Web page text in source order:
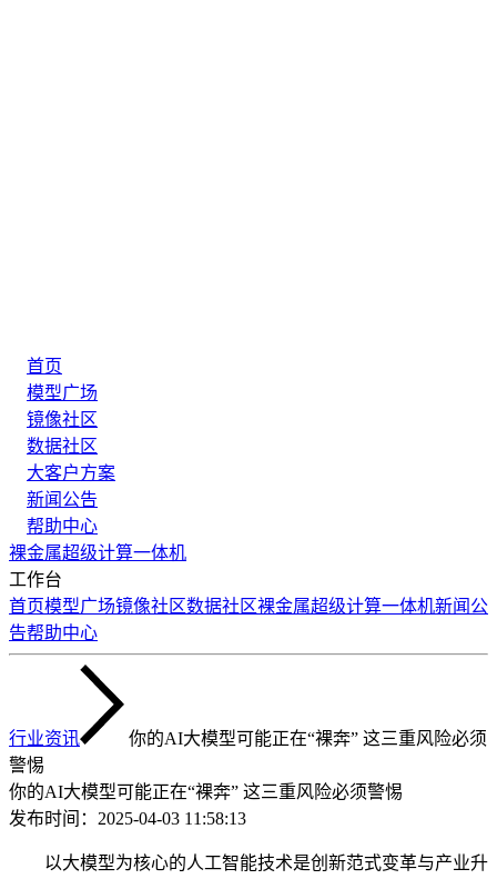
首页
模型广场
镜像社区
数据社区
大客户方案
新闻公告
帮助中心
裸金属超级计算一体机
工作台
首页模型广场镜像社区数据社区裸金属超级计算一体机新闻公
告帮助中心
行业资讯
你的AI大模型可能正在“裸奔” 这三重风险必须
警惕
你的AI大模型可能正在“裸奔” 这三重风险必须警惕
发布时间： 2025-04-03 11:58:13
以大模型为核心的人工智能技术是创新范式变革与产业升